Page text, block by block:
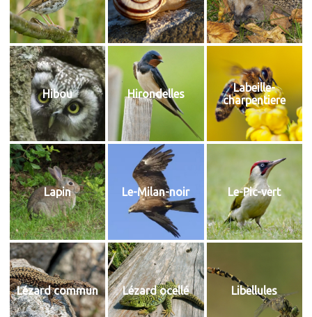
Hibou Hirondelles
Labeille-
charpentiere
Lapin Le-Milan-noir Le-Pic-vert
Lézard commun Lézard ocellé Libellules